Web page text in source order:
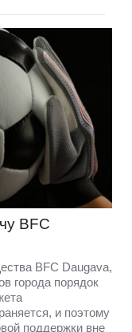
BFC
BFC Daugava,
города порядок
и поэтому
поддержки вне